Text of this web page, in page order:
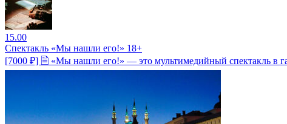
15.00
Спектакль «Мы нашли его!» 18+
[7000 ₽] 🗎 «Мы нашли его!» — это мультимедийный спектакль в